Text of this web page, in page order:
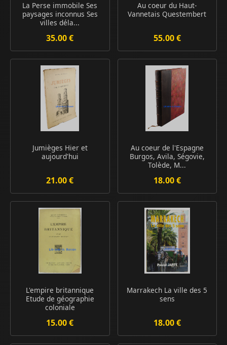
La Perse immobile Ses
paysages inconnus Ses
villes déla...
35.00 €
Au coeur du Haut-
Vannetais Questembert
55.00 €
Jumièges Hier et
aujourd'hui
21.00 €
Au coeur de l'Espagne
Burgos, Avila, Ségovie,
Tolède, M...
18.00 €
L'empire britannique
Etude de géographie
coloniale
15.00 €
Marrakech La ville des 5
sens
18.00 €